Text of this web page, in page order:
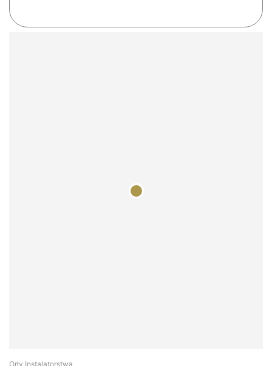
Orły Instalatorstwa